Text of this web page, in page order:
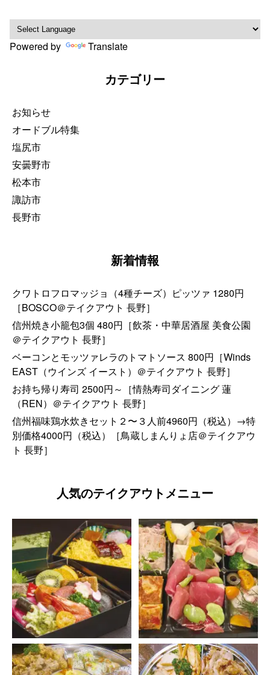
ナ
ビ
ゲ
ン
Powered by Translate
カテゴリー
お知らせ
オードブル特集
塩尻市
安曇野市
松本市
諏訪市
長野市
新着情報
クワトロフロマッジョ（4種チーズ）ピッツァ 1280円
［BOSCO＠テイクアウト 長野］
信州焼き小籠包3個 480円［飲茶・中華居酒屋 美食公園
＠テイクアウト 長野］
ベーコンとモッツァレラのトマトソース 800円［Winds
EAST（ウインズ イースト）＠テイクアウト 長野］
お持ち帰り寿司 2500円～［情熱寿司ダイニング 蓮
（REN）＠テイクアウト 長野］
信州福味鶏水炊きセット２〜３人前4960円（税込）→特
別価格4000円（税込）［鳥蔵しまんりょ店＠テイクアウ
ト 長野］
人気のテイクアウトメニュー